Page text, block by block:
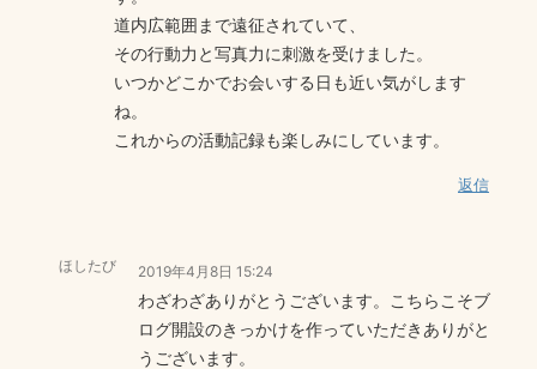
道内広範囲まで遠征されていて、
その行動力と写真力に刺激を受けました。
いつかどこかでお会いする日も近い気がします
ね。
これからの活動記録も楽しみにしています。
返信
ほしたび 2019年4月8日 15:24
わざわざありがとうございます。こちらこそブ
ログ開設のきっかけを作っていただきありがと
うございます。